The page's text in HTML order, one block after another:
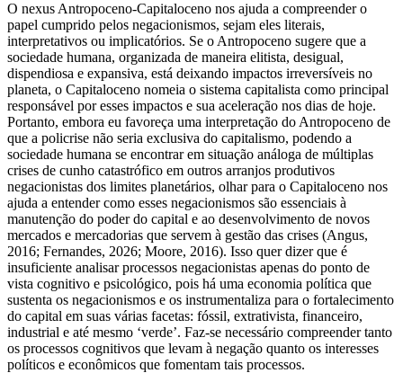
O nexus Antropoceno-Capitaloceno nos ajuda a compreender o
papel cumprido pelos negacionismos, sejam eles literais,
interpretativos ou implicatórios. Se o Antropoceno sugere que a
sociedade humana, organizada de maneira elitista, desigual,
dispendiosa e expansiva, está deixando impactos irreversíveis no
planeta, o Capitaloceno nomeia o sistema capitalista como principal
responsável por esses impactos e sua aceleração nos dias de hoje.
Portanto, embora eu favoreça uma interpretação do Antropoceno de
que a policrise não seria exclusiva do capitalismo, podendo a
sociedade humana se encontrar em situação análoga de múltiplas
crises de cunho catastrófico em outros arranjos produtivos
negacionistas dos limites planetários, olhar para o Capitaloceno nos
ajuda a entender como esses negacionismos são essenciais à
manutenção do poder do capital e ao desenvolvimento de novos
mercados e mercadorias que servem à gestão das crises (Angus,
2016; Fernandes, 2026; Moore, 2016). Isso quer dizer que é
insuficiente analisar processos negacionistas apenas do ponto de
vista cognitivo e psicológico, pois há uma economia política que
sustenta os negacionismos e os instrumentaliza para o fortalecimento
do capital em suas várias facetas: fóssil, extrativista, financeiro,
industrial e até mesmo ‘verde’. Faz-se necessário compreender tanto
os processos cognitivos que levam à negação quanto os interesses
políticos e econômicos que fomentam tais processos.